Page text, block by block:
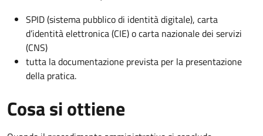
SPID (sistema pubblico di identità digitale), carta
d’identità elettronica (CIE) o carta nazionale dei servizi
(CNS)
tutta la documentazione prevista per la presentazione
della pratica.
Cosa si ottiene